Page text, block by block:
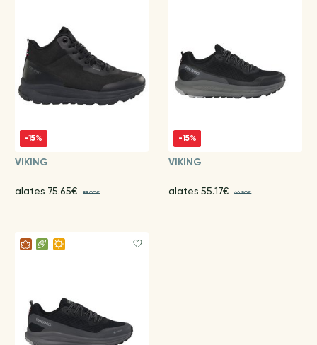
-15%
VIKING
alates 75.65€ 89.00€
-15%
VIKING
alates 55.17€ 64.90€